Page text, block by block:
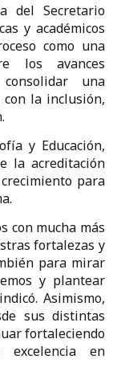
del Secretario
y académicos
como una
los avances
una
la inclusión,
y Educación,
la acreditación
para
con mucha más
fortalezas y
para mirar
y plantear
Asimismo,
sus distintas
fortaleciendo
en